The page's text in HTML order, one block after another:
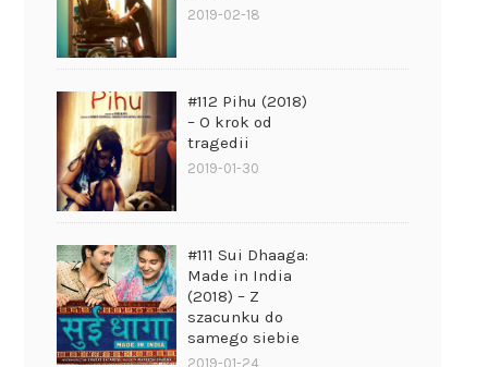
2019-02-18
#112 Pihu (2018)
– O krok od
tragedii
2019-01-30
#111 Sui Dhaaga:
Made in India
(2018) – Z
szacunku do
samego siebie
2019-01-24